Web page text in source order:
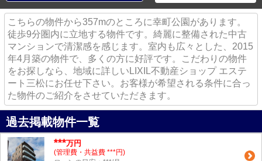
こちらの物件から357mのところに幸町公園があります。
徒歩9分圏内に立地する物件です。綺麗に整備された中古
マンションで清潔感を感じます。室内も広々とした、2015
年4月築の物件で、多くの方に好評です。こだわりの物件
をお探しなら、地域に詳しいLIXIL不動産ショップ エステ
ート三松にお任せ下さい。お客様が希望される条件に合っ
た物件のご紹介をさせていただきます。
過去掲載物件一覧
***万円
(管理費・共益費 ***円)